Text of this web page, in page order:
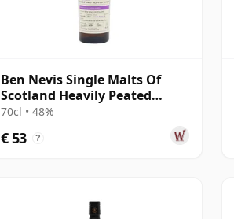
Ben Nevis Single Malts Of
Scotland Heavily Peated
Small Batc 2019 6 jaar oud
70cl • 48%
€ 53 ?